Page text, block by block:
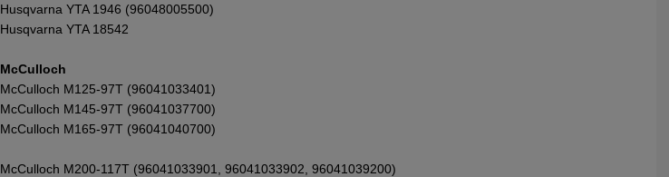
Husqvarna YTA 1946 (96048005500)
Husqvarna YTA 18542
McCulloch
McCulloch M125-97T (96041033401)
McCulloch M145-97T (96041037700)
McCulloch M165-97T (96041040700)
McCulloch M200-117T (96041033901, 96041033902, 96041039200)